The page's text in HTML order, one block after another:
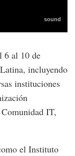
6 al 10 de
incluyendo
instituciones
IT,
el Instituto